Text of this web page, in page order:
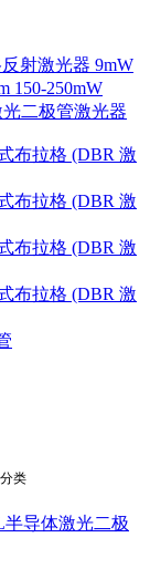
射激光器 9mW
150-250mW
二极管激光器
布拉格 (DBR 激
布拉格 (DBR 激
布拉格 (DBR 激
布拉格 (DBR 激
类
半导体激光二极